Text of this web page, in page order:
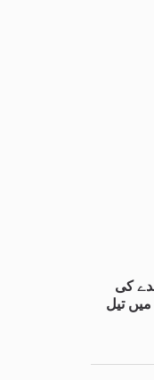
کی
میں تیل